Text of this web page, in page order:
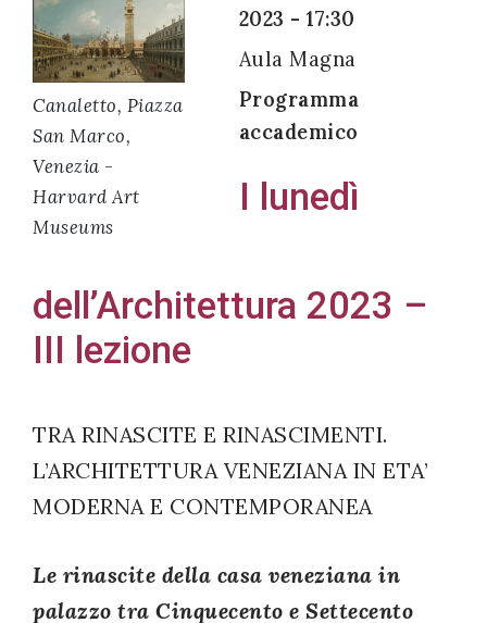
Canaletto, Piazza
San Marco,
Venezia -
Harvard Art
Museums
2023 - 17:30
Aula Magna
Programma
accademico
I lunedì
dell’Architettura 2023 –
III lezione
TRA RINASCITE E RINASCIMENTI.
L’ARCHITETTURA VENEZIANA IN ETA’
MODERNA E CONTEMPORANEA
Le rinascite della casa veneziana in
palazzo tra Cinquecento e Settecento
accordo
con il
decreto
196/03
Registrazione
successo!